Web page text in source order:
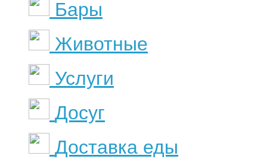
Бары
Животные
Услуги
Досуг
Доставка еды